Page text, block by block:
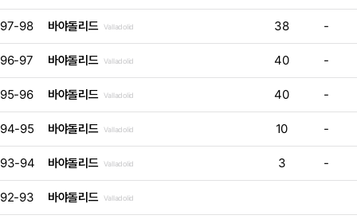
97-98 바야돌리드 Valladolid 38 -
96-97 바야돌리드 Valladolid 40 -
95-96 바야돌리드 Valladolid 40 -
94-95 바야돌리드 Valladolid 10 -
93-94 바야돌리드 Valladolid 3 -
92-93 바야돌리드 Valladolid